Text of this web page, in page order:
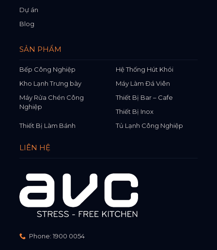
Dự án
Blog
SẢN PHẨM
Bếp Công Nghiệp
Hệ Thống Hút Khói
Kho Lạnh Trưng bày
Máy Làm Đá Viên
Máy Rửa Chén Công
Nghiệp
Thiết Bị Bar – Cafe
Thiết Bị Inox
Thiết Bị Làm Bánh
Tủ Lạnh Công Nghiệp
LIÊN HỆ
Phone: 1900 0054